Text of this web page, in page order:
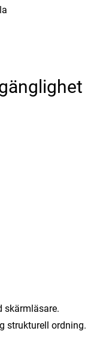
skärmläsare.
strukturell ordning.